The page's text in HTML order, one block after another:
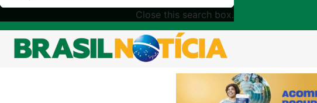
Close this search box.